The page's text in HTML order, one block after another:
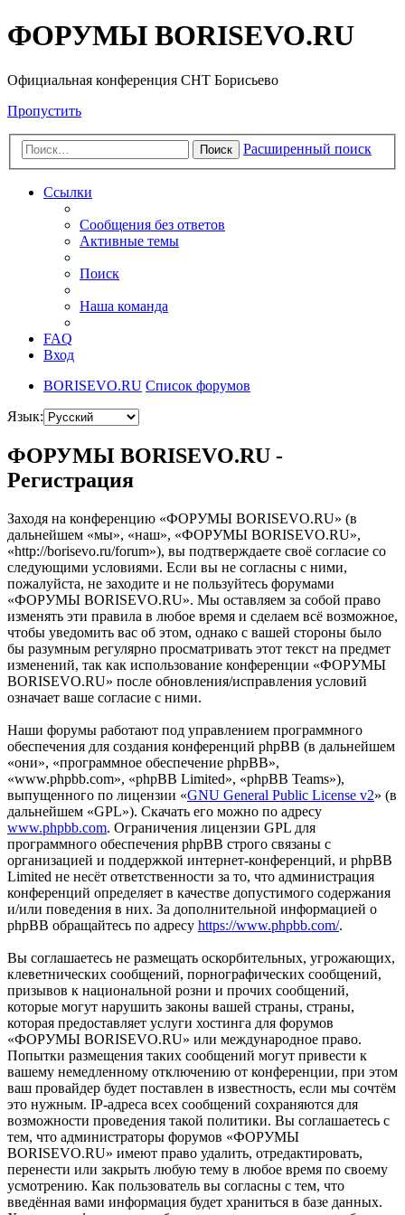
ФОРУМЫ BORISEVO.RU
Официальная конференция СНТ Борисьево
Пропустить
Поиск Расширенный поиск
Ссылки
Сообщения без ответов
Активные темы
Поиск
Наша команда
FAQ
Вход
BORISEVO.RU Список форумов
Язык:
ФОРУМЫ BORISEVO.RU -
Регистрация
Заходя на конференцию «ФОРУМЫ BORISEVO.RU» (в
дальнейшем «мы», «наш», «ФОРУМЫ BORISEVO.RU»,
«http://borisevo.ru/forum»), вы подтверждаете своё согласие со
следующими условиями. Если вы не согласны с ними,
пожалуйста, не заходите и не пользуйтесь форумами
«ФОРУМЫ BORISEVO.RU». Мы оставляем за собой право
изменять эти правила в любое время и сделаем всё возможное,
чтобы уведомить вас об этом, однако с вашей стороны было
бы разумным регулярно просматривать этот текст на предмет
изменений, так как использование конференции «ФОРУМЫ
BORISEVO.RU» после обновления/исправления условий
означает ваше согласие с ними.
Наши форумы работают под управлением программного
обеспечения для создания конференций phpBB (в дальнейшем
«они», «программное обеспечение phpBB»,
«www.phpbb.com», «phpBB Limited», «phpBB Teams»),
выпущенного по лицензии «GNU General Public License v2» (в
дальнейшем «GPL»). Скачать его можно по адресу
www.phpbb.com. Ограничения лицензии GPL для
программного обеспечения phpBB строго связаны с
организацией и поддержкой интернет-конференций, и phpBB
Limited не несёт ответственности за то, что администрация
конференций определяет в качестве допустимого содержания
и/или поведения в них. За дополнительной информацией о
phpBB обращайтесь по адресу https://www.phpbb.com/.
Вы соглашаетесь не размещать оскорбительных, угрожающих,
клеветнических сообщений, порнографических сообщений,
призывов к национальной розни и прочих сообщений,
которые могут нарушить законы вашей страны, страны,
которая предоставляет услуги хостинга для форумов
«ФОРУМЫ BORISEVO.RU» или международное право.
Попытки размещения таких сообщений могут привести к
вашему немедленному отключению от конференции, при этом
ваш провайдер будет поставлен в известность, если мы сочтём
это нужным. IP-адреса всех сообщений сохраняются для
возможности проведения такой политики. Вы соглашаетесь с
тем, что администраторы форумов «ФОРУМЫ
BORISEVO.RU» имеют право удалить, отредактировать,
перенести или закрыть любую тему в любое время по своему
усмотрению. Как пользователь вы согласны с тем, что
введённая вами информация будет храниться в базе данных.